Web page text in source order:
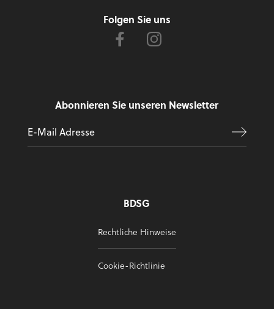
Folgen Sie uns
Abonnieren Sie unseren Newsletter
BDSG
Rechtliche Hinweise
Cookie-Richtlinie